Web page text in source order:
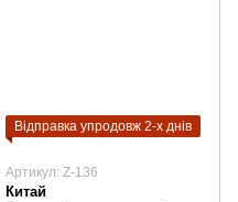
Відправка упродовж 2-х днів
Артикул: Z-136
Китай